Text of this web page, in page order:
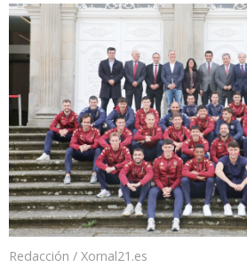
Redacción / Xornal21.es